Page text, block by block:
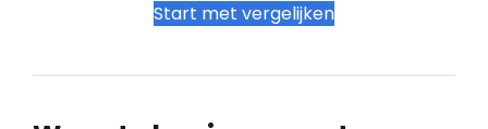
Start met vergelijken